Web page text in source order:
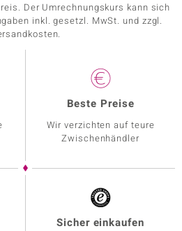
Der Umrechnungskurs kann sich
inkl. gesetzl. MwSt. und zzgl.
Beste Preise
Wir verzichten auf teure
Zwischenhändler
Sicher einkaufen